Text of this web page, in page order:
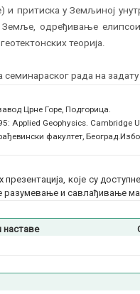
и притиска у Земљиној
Земље, одређивање
теорија.
рада на задату
Црне Горе, Подгорица.
Applied Geophysics. Cambridge
факултет, Београд.
које су
и савлађивање
наставе